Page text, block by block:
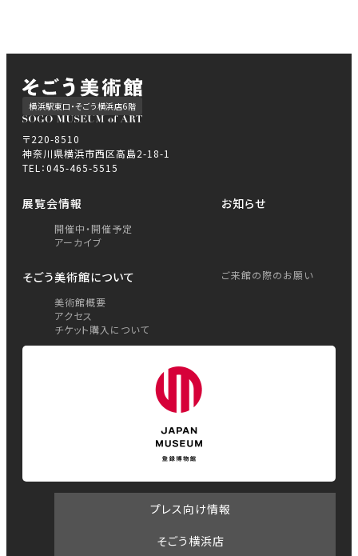
横浜駅東口・そごう横浜店6階
〒220-8510
神奈川県横浜市西区高島2-18-1
TEL：045-465-5515
展覧会情報
開催中・開催予定
アーカイブ
お知らせ
そごう美術館について
美術館概要
アクセス
チケット購入について
ご来館の際のお願い
プレス向け情報
そごう横浜店